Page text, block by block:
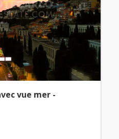
vue mer -